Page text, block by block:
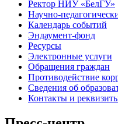
Ректор НИУ «БелГУ»
Научно-
Календарь событий
Эндаумент-фонд
Ресурсы
Электронные услуги
Обращения граждан
Противодействие
Сведения об
Контакты и